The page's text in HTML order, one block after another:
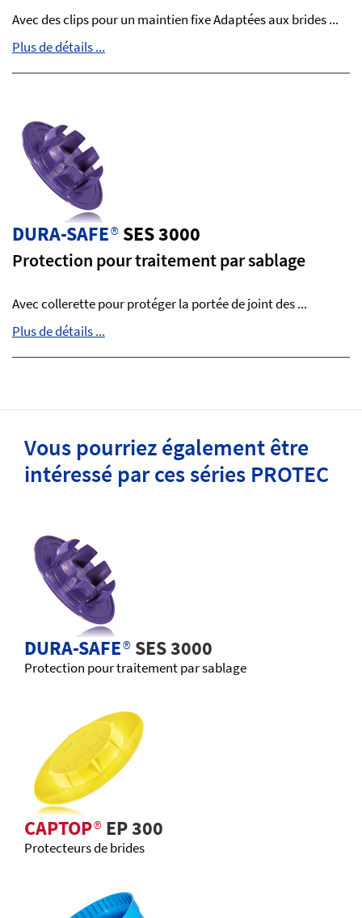
Avec des clips pour un maintien fixe Adaptées aux brides ...
Plus de détails ...
DURA-SAFE®SES 3000
Protection pour traitement par sablage
Avec collerette pour protéger la portée de joint des ...
Plus de détails ...
Vous pourriez également être
intéressé par ces séries PROTEC
DURA-SAFE®SES 3000
Protection pour traitement par sablage
CAPTOP®EP 300
Protecteurs de brides